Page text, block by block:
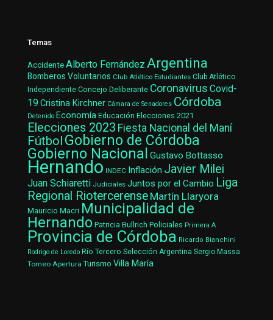
Temas
AccidenteAlberto Fernández Argentina
Bomberos Voluntarios Club Atlético Estudiantes Club Atlético
Independiente Concejo Deliberante Coronavirus Covid-
19 Cristina Kirchner Cámara de Senadores Córdoba
Detenido Economía Educación Elecciones 2021
Elecciones 2023 Fiesta Nacional del Maní
Fútbol Gobierno de Córdoba
Gobierno Nacional Gustavo Bottasso
Hernando INDEC Inflación Javier Milei
Juan Schiaretti Judiciales Juntos por el Cambio Liga
Regional Riotercerense Martín Llaryora
Mauricio Macri Municipalidad de
Hernando Patricia Bullrich Policiales Primera A
Provincia de Córdoba Ricardo Bianchini
Rodrigo de Loredo Río Tercero Selección Argentina Sergio Massa
Torneo Apertura Turismo Villa María